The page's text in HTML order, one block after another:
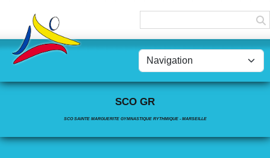
SCO GR
SCO SAINTE MARGUERITE GYMNASTIQUE RYTHMIQUE - MARSEILLE